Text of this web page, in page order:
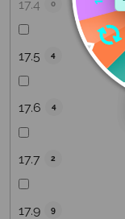
17.4 0
17.5 4
17.6 4
17.7 2
17.9 9